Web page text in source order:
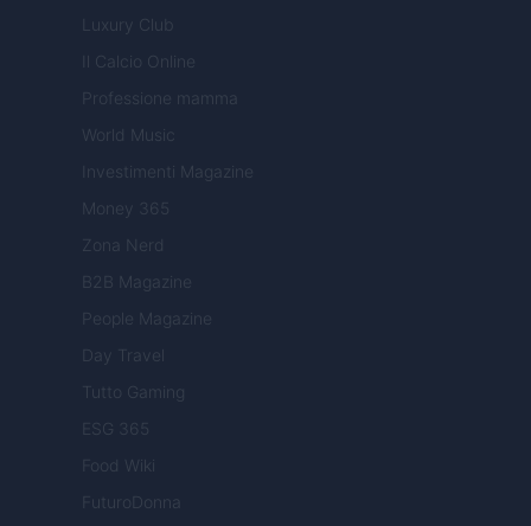
Luxury Club
Il Calcio Online
Professione mamma
World Music
Investimenti Magazine
Money 365
Zona Nerd
B2B Magazine
People Magazine
Day Travel
Tutto Gaming
ESG 365
Food Wiki
FuturoDonna